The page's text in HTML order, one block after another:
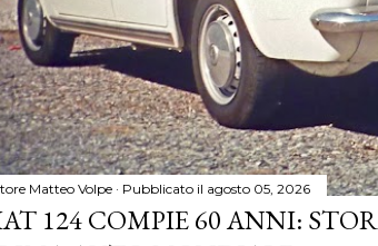
Matteo Volpe Pubblicato il agosto 05, 2026
124 COMPIE 60 ANNI: